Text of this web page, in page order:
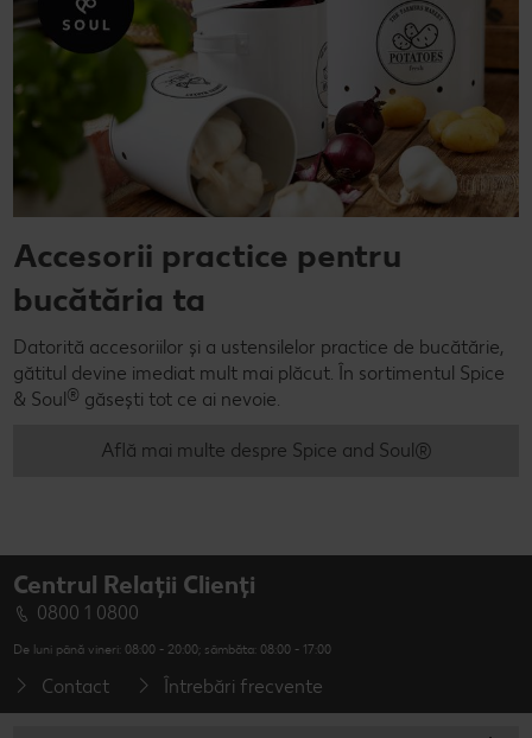
Accesorii practice pentru
bucătăria ta
Datorită accesoriilor și a ustensilelor practice de bucătărie,
gătitul devine imediat mult mai plăcut. În sortimentul Spice
& Soul® găsești tot ce ai nevoie.
Află mai multe despre Spice and Soul®
Centrul Relații Clienți
0800 1 0800
De luni până vineri: 08:00 - 20:00; sâmbăta: 08:00 - 17:00
Contact Întrebări frecvente